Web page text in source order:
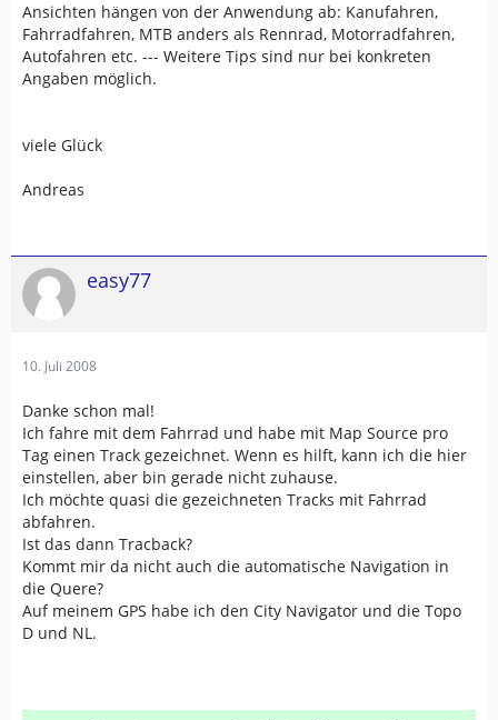
Ansichten hängen von der Anwendung ab: Kanufahren,
Fahrradfahren, MTB anders als Rennrad, Motorradfahren,
Autofahren etc. --- Weitere Tips sind nur bei konkreten
Angaben möglich.
viele Glück
Andreas
easy77
10. Juli 2008
Danke schon mal!
Ich fahre mit dem Fahrrad und habe mit Map Source pro
Tag einen Track gezeichnet. Wenn es hilft, kann ich die hier
einstellen, aber bin gerade nicht zuhause.
Ich möchte quasi die gezeichneten Tracks mit Fahrrad
abfahren.
Ist das dann Tracback?
Kommt mir da nicht auch die automatische Navigation in
die Quere?
Auf meinem GPS habe ich den City Navigator und die Topo
D und NL.